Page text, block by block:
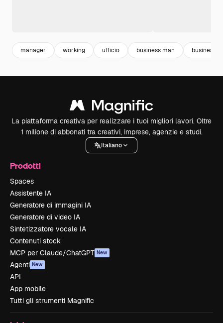
manager working ufficio business man business
La piattaforma creativa per realizzare i tuoi migliori lavori. Oltre
1 milione di abbonati tra creativi, imprese, agenzie e studi.
Italiano
Prodotti
Spaces
Assistente IA
Generatore di immagini IA
Generatore di video IA
Sintetizzatore vocale IA
Contenuti stock
MCP per Claude/ChatGPT New
Agenti New
API
App mobile
Tutti gli strumenti Magnific